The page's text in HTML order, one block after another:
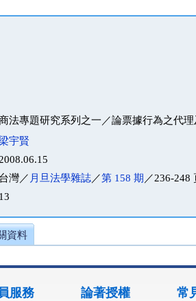
法專題研究系列之一／論票據行為之代
宇賢
2008.06.15
台灣／ 月旦法學雜誌／第 158 期 ／236-248
13
資料
服務 論著授權 常